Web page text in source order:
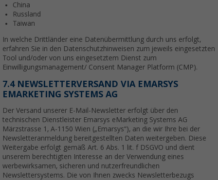
China
Russland
Taiwan
In welche Drittländer eine Datenübermittlung durch uns erfolgt,
erfahren Sie in den Datenschutzhinweisen zum jeweils eingesetzten
Tool und/oder von uns eingesetztem Dienst zum
Einwilligungsmanagement/ Consent Manager Platform (CMP).
7.4 NEWSLETTERVERSAND VIA EMARSYS
EMARKETING SYSTEMS AG
Der Versand unserer E-Mail-Newsletter erfolgt über den
technischen Dienstleister Emarsys eMarketing Systems AG
Märzstrasse 1, A-1150 Wien („Emarsys“), an die wir Ihre bei der
Newsletteranmeldung bereitgestellten Daten weitergeben. Diese
Weitergabe erfolgt gemäß Art. 6 Abs. 1 lit. f DSGVO und dient
unserem berechtigten Interesse an der Verwendung eines
werbewirksamen, sicheren und nutzerfreundlichen
Newslettersystems. Die von Ihnen zwecks Newsletterbezugs